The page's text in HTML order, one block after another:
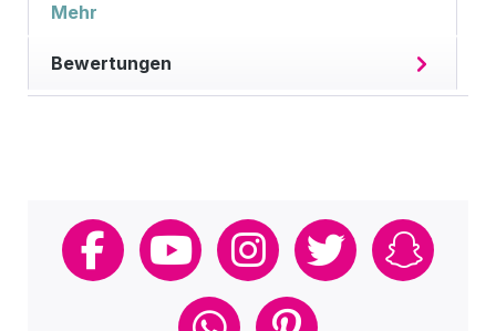
Mehr
Bewertungen